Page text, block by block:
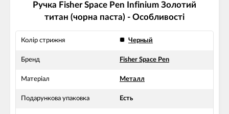
Ручка Fisher Space Pen Infinium Золотий
титан (чорна паста) - Особливості
Колір стрижня Черный
Бренд Fisher Space Pen
Матеріал Металл
Подарункова упаковка Есть